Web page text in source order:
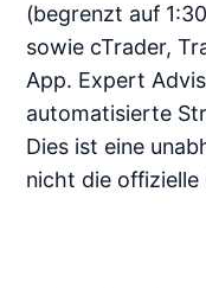
(begrenzt auf
sowie cTrader,
App. Expert
automatisierte
Dies ist eine
nicht die offizielle